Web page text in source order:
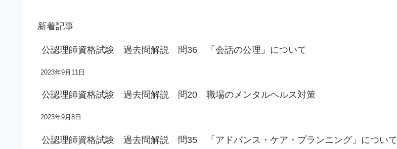
新着記事
公認理師資格試験 過去問解説 問36 「会話の公理」について
2023年9月11日
公認理師資格試験 過去問解説 問20 職場のメンタルヘルス対策
2023年9月8日
公認理師資格試験 過去問解説 問35 「アドバンス・ケア・プランニング」について